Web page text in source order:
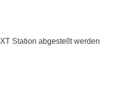
Station abgestellt werden